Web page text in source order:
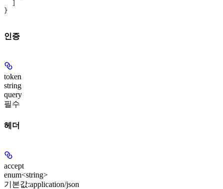
}
인증
token
string
query
필수
헤더
accept
enum<string>
기본값:application/json